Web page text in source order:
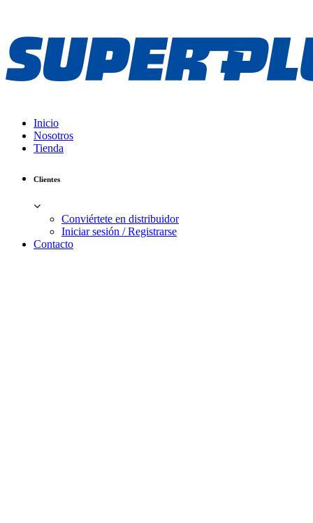
Inicio
Nosotros
Tienda
Clientes
Conviértete en distribuidor
Iniciar sesión / Registrarse
Contacto